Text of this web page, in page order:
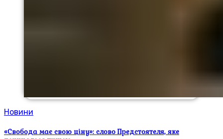
Новини
«Свобода має свою ціну»: слово Предстоятеля, яке